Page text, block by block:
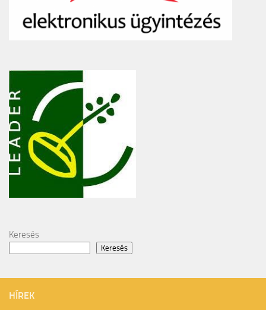
Keresés
Keresés
HÍREK